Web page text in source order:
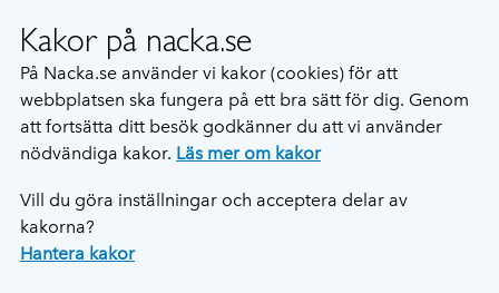
Kakor på nacka.se
På Nacka.se använder vi kakor (cookies) för att
webbplatsen ska fungera på ett bra sätt för dig. Genom
att fortsätta ditt besök godkänner du att vi använder
nödvändiga kakor. Läs mer om kakor
Vill du göra inställningar och acceptera delar av
kakorna?
Hantera kakor